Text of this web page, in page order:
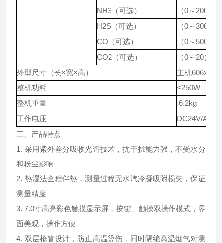
NH3（可选）
（0～200）
H2S（可选）
（0～300）
CO（可选）
（0～5000
CO2（可选）
（0～20）%
外型尺寸（长×宽×高）
主机
整机功耗
<250W
整机重量
6.2kg
工作电压
DC24V/AC
三、产品特点
1. 采用紫外差分吸收光谱技术，抗干扰能力强，不受水分
和粉尘影响
2. 热湿法全程伴热，测量过程无水汽冷凝吸附损失，保证
测量精度
3. 7.0寸高亮彩色触摸显示屏，按键、触摸双操作模式，界
面美观，操作方便
4. 双层枪管设计，防止高温烫伤，同时隔绝高温烟气对测